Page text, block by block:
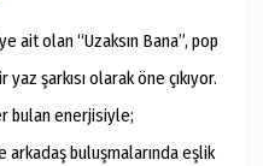
ait olan “Uzaksın Bana”, pop
şarkısı olarak öne çıkıyor.
bulan enerjisiyle;
arkadaş buluşmalarında eşlik